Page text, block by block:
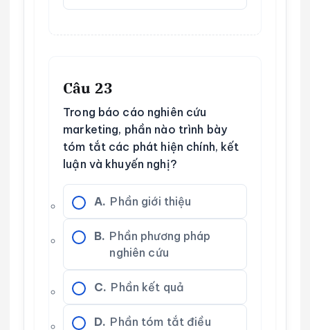
Câu 23
Trong báo cáo nghiên cứu
marketing, phần nào trình bày
tóm tắt các phát hiện chính, kết
luận và khuyến nghị?
A. Phần giới thiệu
B. Phần phương pháp
nghiên cứu
C. Phần kết quả
D. Phần tóm tắt điều